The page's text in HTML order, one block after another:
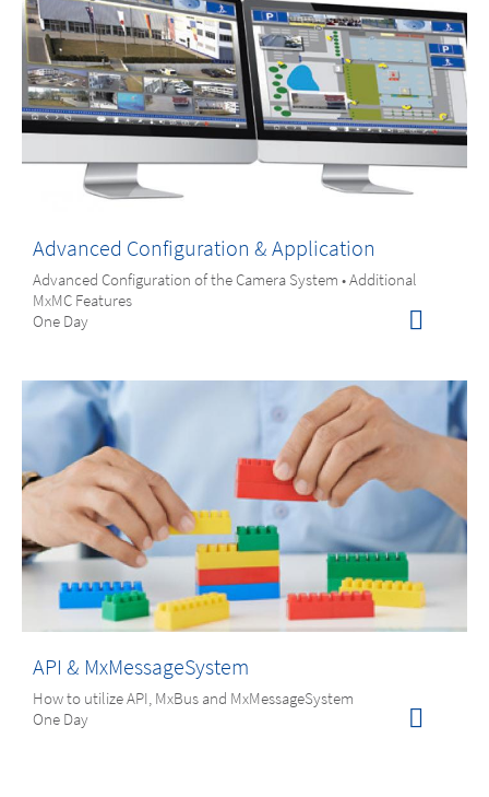
Advanced Configuration & Application
Advanced Configuration of the Camera System • Additional
MxMC Features
One Day
API & MxMessageSystem
How to utilize API, MxBus and MxMessageSystem
One Day